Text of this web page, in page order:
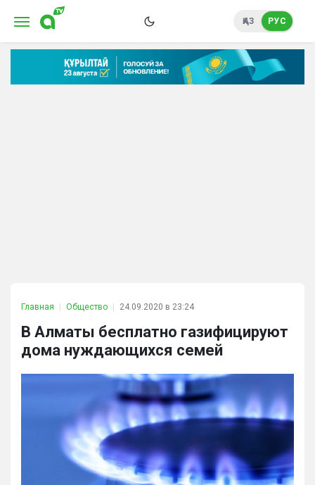
ҚАЗ РУС
Главная Общество 24.09.2020 в 23:24
В Алматы бесплатно газифицируют
дома нуждающихся семей